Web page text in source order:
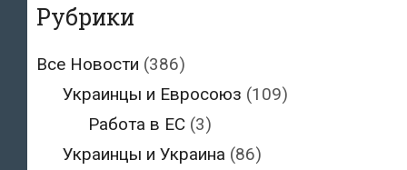
Рубрики
Все Новости (386)
Украинцы и Евросоюз (109)
Работа в ЕС (3)
Украинцы и Украина (86)